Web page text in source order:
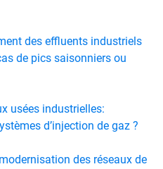
des effluents industriels
de pics saisonniers ou
usées industrielles:
d’injection de gaz ?
des réseaux de